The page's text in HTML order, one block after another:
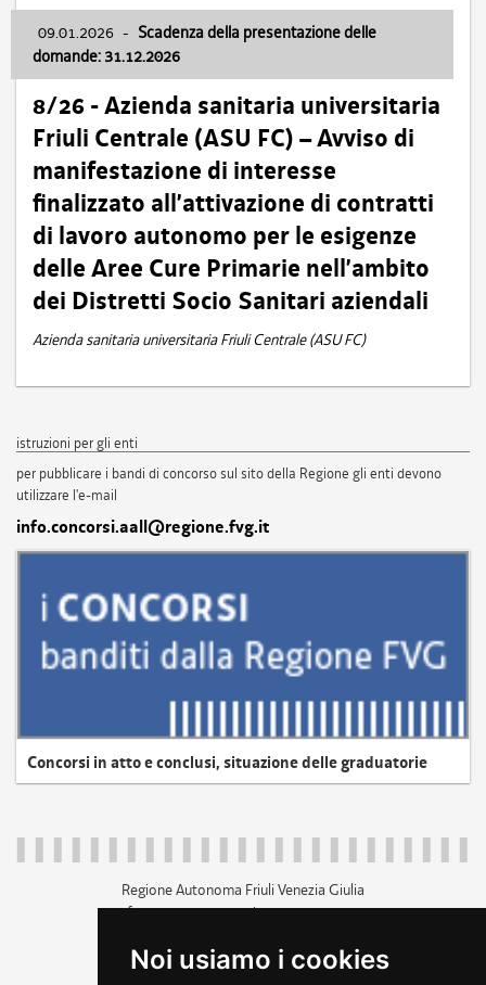
Noi usiamo i cookies
09.01.2026 - Scadenza della presentazione delle
domande: 31.12.2026
8/26 - Azienda sanitaria universitaria
Friuli Centrale (ASU FC) – Avviso di
manifestazione di interesse
finalizzato all’attivazione di contratti
di lavoro autonomo per le esigenze
delle Aree Cure Primarie nell’ambito
dei Distretti Socio Sanitari aziendali
Azienda sanitaria universitaria Friuli Centrale (ASU FC)
istruzioni per gli enti
per pubblicare i bandi di concorso sul sito della Regione gli enti devono
utilizzare l'e-mail
info.concorsi.aall@regione.fvg.it
Concorsi in atto e conclusi, situazione delle graduatorie
Regione Autonoma Friuli Venezia Giulia
c.f. 80014930327; p.iva 00526040324
+39 040 3771111